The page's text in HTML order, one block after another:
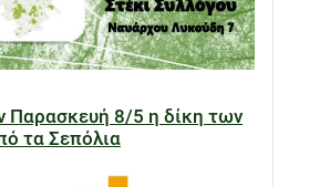
Παρασκευή 8/5 η δίκη των
τα Σεπόλια